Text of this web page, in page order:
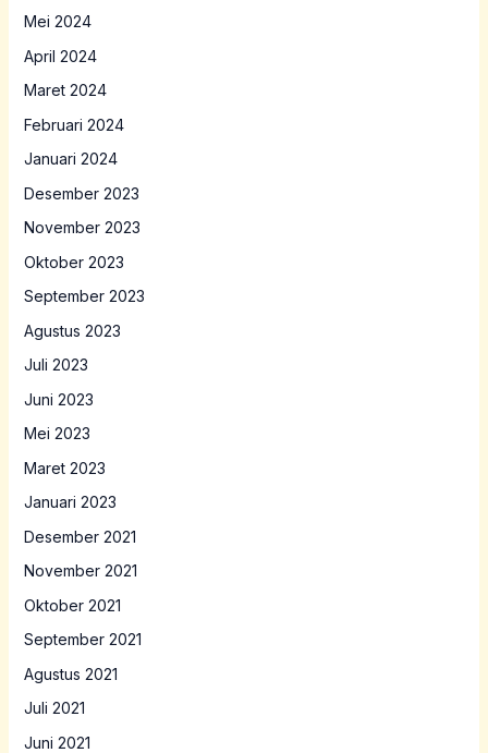
Mei 2024
April 2024
Maret 2024
Februari 2024
Januari 2024
Desember 2023
November 2023
Oktober 2023
September 2023
Agustus 2023
Juli 2023
Juni 2023
Mei 2023
Maret 2023
Januari 2023
Desember 2021
November 2021
Oktober 2021
September 2021
Agustus 2021
Juli 2021
Juni 2021